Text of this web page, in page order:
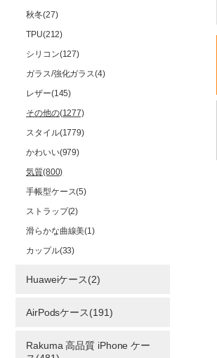
秋冬(27)
TPU(212)
シリコン(127)
ガラス/強化ガラス(4)
レザー(145)
その他の(1277)
スタイル(1779)
かわいい(979)
気質(800)
手帳型ケース(5)
ストラップ(2)
滑らかな曲線美(1)
カップル(33)
Huaweiケース(2)
AirPodsケース(191)
Rakuma 高品質 iPhone ケー